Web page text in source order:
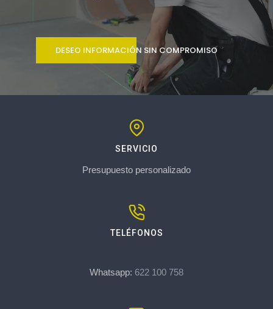
DESEO INFORMACIÓN SIN COMPROMISO
SERVICIO
Presupuesto personalizado
TELÉFONOS
Whatsapp: 622 100 758